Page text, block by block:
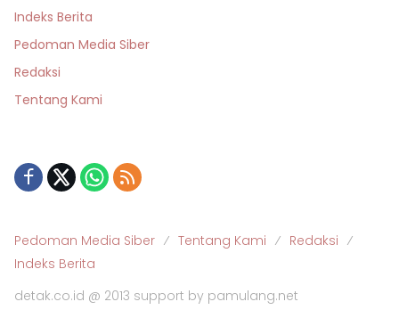
Indeks Berita
Pedoman Media Siber
Redaksi
Tentang Kami
Pedoman Media Siber Tentang Kami
Redaksi
Indeks Berita
detak.co.id @ 2013 support by pamulang.net